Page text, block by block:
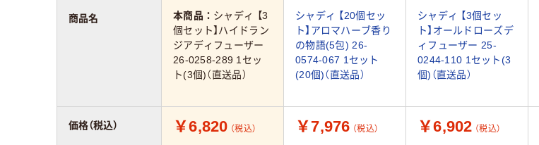
本商品： シャディ 【3
個セット】ハイドラン
ジアディフューザー
26-0258-289 1セッ
ト(3個)（直送品）
シャディ 【20個セッ
ト】アロマハーブ香り
の物語(5包) 26-
0574-067 1セット
(20個)（直送品）
シャディ 【3個セッ
ト】オールドローズデ
ィフューザー 25-
0244-110 1セット(3
個)（直送品）
￥6,820 （税込） ￥7,976 （税込） ￥6,902 （税込）
商品名
価格（税込）